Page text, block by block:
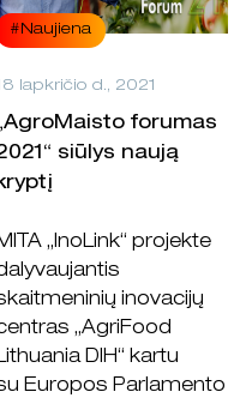
#Naujiena
lapkričio d., 2021
forumas
siūlys naują
„InoLink“ projekte
inovacijų
„AgriFood
DIH“ kartu
Europos Parlamento